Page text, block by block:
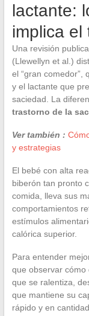
lactante:
implica el
Una revisión
(Llewellyn et al.)
el “gran comedor”,
y el lactante que
saciedad. La
trastorno de la
Ver también :
y estrategias
El bebé con alta
biberón tan pronto
comida, lleva sus
comportamientos
estímulos
calórica superior.
Para entender
que observar cómo
que se ralentiza,
que mantiene su
rápido y en cantidad.